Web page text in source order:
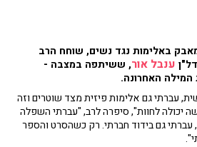
באלימות נגד נשים, שוחח הרב
ענבל אור, ששיתפה במצבה -
האחרונה.
עברתי גם אלימות פיזית מצד שוטרים וזה
יכולה לחוות", סיפרה לרב, "עברתי השפלה
עברתי גם בידוד חברתי. רק כשהסרט והספר